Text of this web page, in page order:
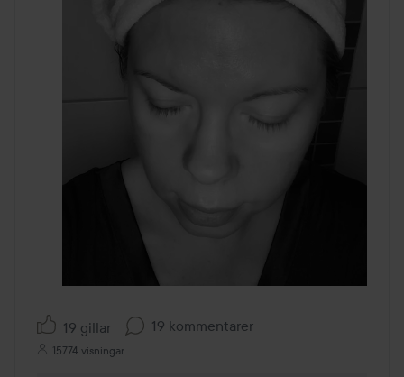
19 gillar 19 kommentarer
15774 visningar